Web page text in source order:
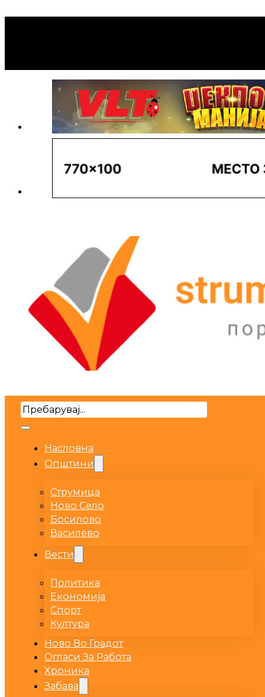
Search
Насловна
Општини
Струмица
Ново Село
Босилово
Василево
Вести
Политика
Економија
Спорт
Култура
Ново Во Градот
Огласи За Работа
Хроника
Забава